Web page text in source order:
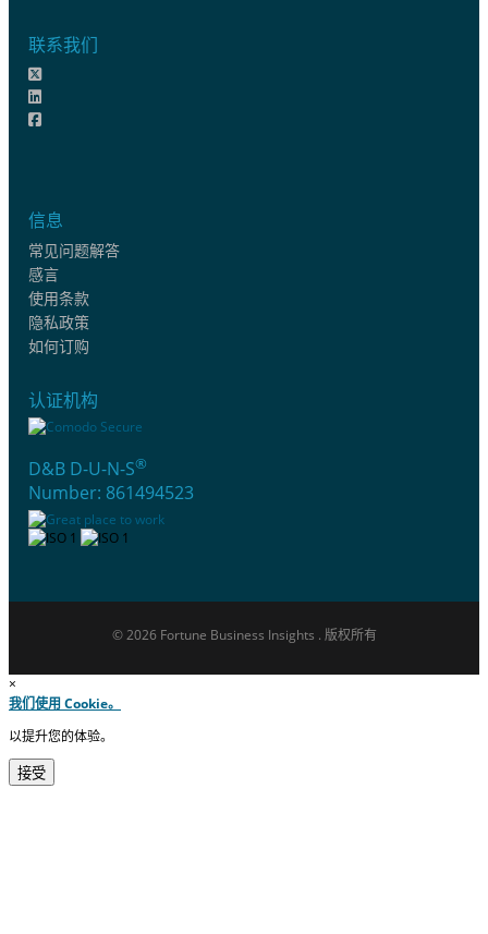
联系我们
信息
常见问题解答
感言
使用条款
隐私政策
如何订购
认证机构
D&B D-U-N-S®
Number: 861494523
© 2026 Fortune Business Insights . 版权所有
×
我们使用 Cookie。
以提升您的体验。
接受